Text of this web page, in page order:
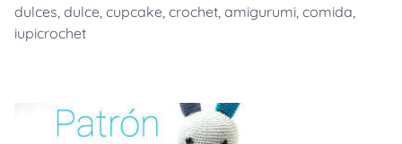
dulces, dulce, cupcake, crochet, amigurumi, comida,
iupicrochet